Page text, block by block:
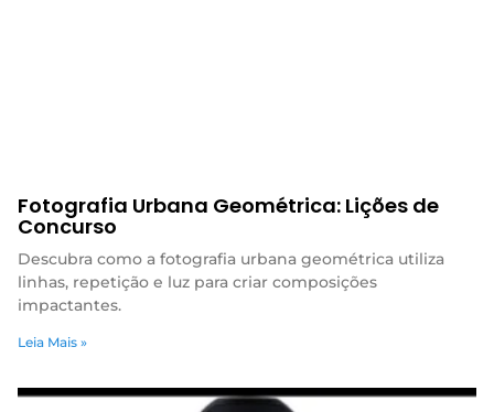
Fotografia Urbana Geométrica: Lições de
Concurso
Descubra como a fotografia urbana geométrica utiliza
linhas, repetição e luz para criar composições
impactantes.
Leia Mais »